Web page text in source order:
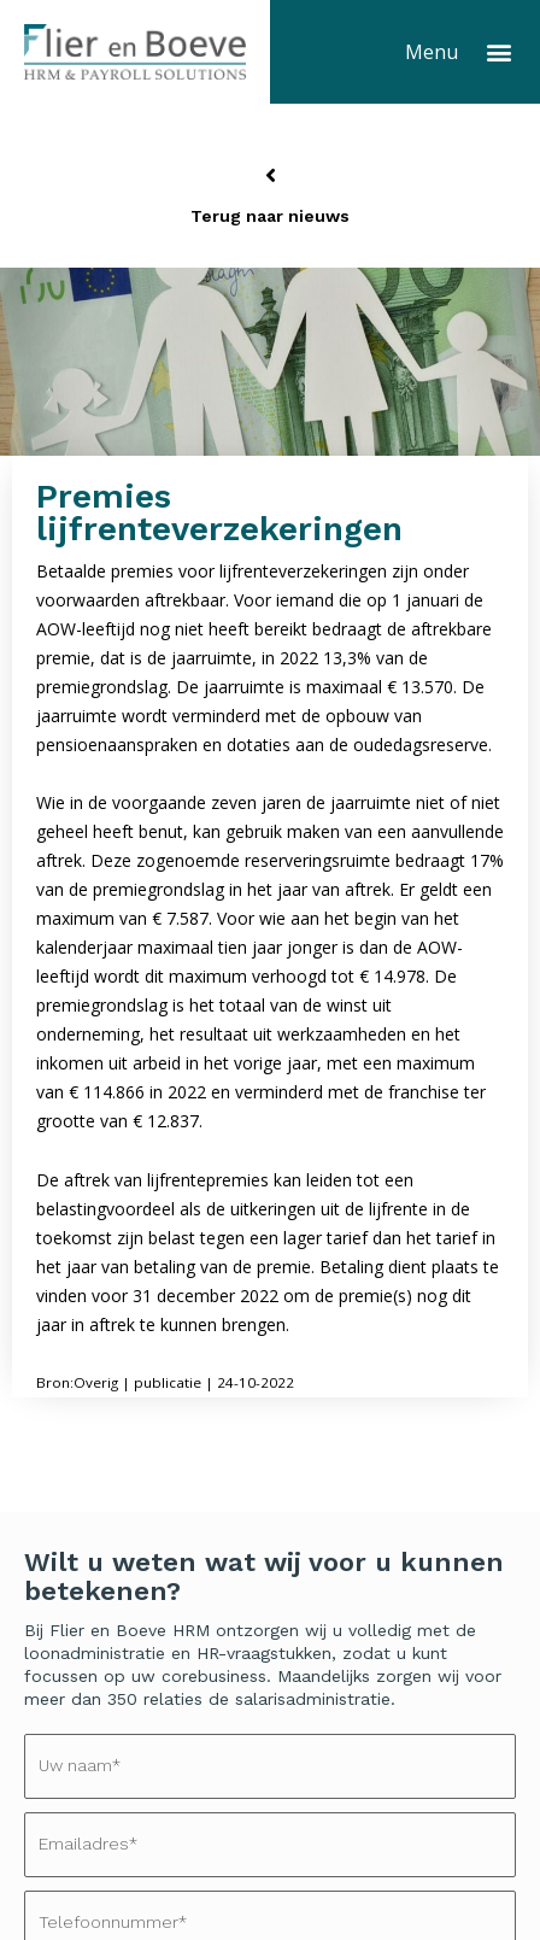
naar
Menu
Terug naar nieuws
Premies
lijfrenteverzekeringen
Betaalde premies voor lijfrenteverzekeringen zijn onder
voorwaarden aftrekbaar. Voor iemand die op 1 januari de
AOW-leeftijd nog niet heeft bereikt bedraagt de aftrekbare
premie, dat is de jaarruimte, in 2022 13,3% van de
premiegrondslag. De jaarruimte is maximaal € 13.570. De
jaarruimte wordt verminderd met de opbouw van
pensioenaanspraken en dotaties aan de oudedagsreserve.
Wie in de voorgaande zeven jaren de jaarruimte niet of niet
geheel heeft benut, kan gebruik maken van een aanvullende
aftrek. Deze zogenoemde reserveringsruimte bedraagt 17%
van de premiegrondslag in het jaar van aftrek. Er geldt een
maximum van € 7.587. Voor wie aan het begin van het
kalenderjaar maximaal tien jaar jonger is dan de AOW-
leeftijd wordt dit maximum verhoogd tot € 14.978. De
premiegrondslag is het totaal van de winst uit
onderneming, het resultaat uit werkzaamheden en het
inkomen uit arbeid in het vorige jaar, met een maximum
van € 114.866 in 2022 en verminderd met de franchise ter
grootte van € 12.837.
De aftrek van lijfrentepremies kan leiden tot een
belastingvoordeel als de uitkeringen uit de lijfrente in de
toekomst zijn belast tegen een lager tarief dan het tarief in
het jaar van betaling van de premie. Betaling dient plaats te
vinden voor 31 december 2022 om de premie(s) nog dit
jaar in aftrek te kunnen brengen.
Bron:Overig | publicatie | 24-10-2022
Wilt u weten wat wij voor u kunnen
betekenen?
Bij Flier en Boeve HRM ontzorgen wij u volledig met de
loonadministratie en HR-vraagstukken, zodat u kunt
focussen op uw corebusiness. Maandelijks zorgen wij voor
meer dan 350 relaties de salarisadministratie.